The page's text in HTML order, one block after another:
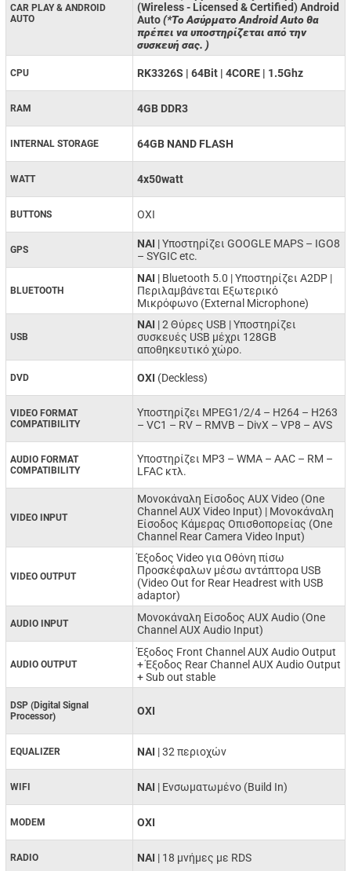
CAR PLAY & ANDROID
AUTO
(Wireless - Licensed & Certified) Android
Auto(*Το Ασύρματο Android Auto θα
πρέπει να υποστηρίζεται από την
συσκευή σας. )
CPU RK3326S | 64Bit | 4CORE | 1.5Ghz
RAM 4GB DDR3
INTERNAL STORAGE 64GB NAND FLASH
WATT 4x50watt
BUTTONS ΟΧΙ
GPS NAI | Υποστηρίζει GOOGLE MAPS – IGO8
– SYGIC etc.
BLUETOOTH
ΝΑΙ | Bluetooth 5.0 | Υποστηρίζει A2DP |
Περιλαμβάνεται Εξωτερικό
Μικρόφωνο (External Microphone)
USB
ΝΑΙ | 2 Θύρες USB | Υποστηρίζει
συσκευές USB μέχρι 128GB
αποθηκευτικό χώρο.
DVD ΟΧΙ (Deckless)
VIDEO FORMAT
COMPATIBILITY
Υποστηρίζει MPEG1/2/4 – H264 – H263
– VC1 – RV – RMVB – DivX – VP8 – AVS
AUDIO FORMAT
COMPATIBILITY
Υποστηρίζει MP3 – WMA – AAC – RM –
LFAC κτλ.
VIDEO INPUT
Μονοκάναλη Είσοδος AUX Video (One
Channel AUX Video Input) | Μονοκάναλη
Είσοδος Κάμερας Οπισθοπορείας (One
Channel Rear Camera Video Input)
VIDEO OUTPUT
Έξοδος Video για Οθόνη πίσω
Προσκέφαλων μέσω αντάπτορα USB
(Video Out for Rear Headrest with USB
adaptor)
AUDIO INPUT
Μονοκάναλη Είσοδος AUX Audio (One
Channel AUX Audio Input)
AUDIO OUTPUT
Έξοδος Front Channel AUX Audio Output
+ Έξοδος Rear Channel AUX Audio Output
+ Sub out stable
DSP (Digital Signal
Processor)
ΟΧΙ
EQUALIZER NAI | 32 περιοχών
WIFI ΝΑΙ | Ενσωματωμένο (Build In)
MODEM ΟΧΙ
RADIO ΝΑΙ | 18 μνήμες με RDS